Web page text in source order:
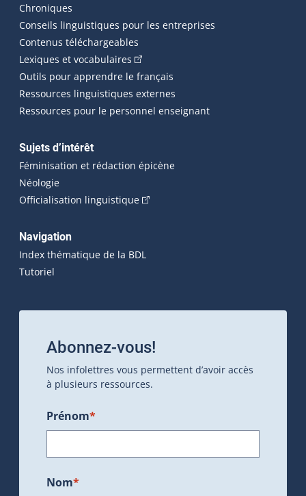
Chroniques
Conseils linguistiques pour les entreprises
Contenus téléchargeables
Lexiques et vocabulaires (Cet hyperlien externe s'ouvrira
Outils pour apprendre le français
Ressources linguistiques externes
Ressources pour le personnel enseignant
Sujets d’intérêt
Féminisation et rédaction épicène
Néologie
Officialisation linguistique(Cet hyperlien externe s'ouvrira
Navigation
Index thématique de la BDL
Tutoriel
Abonnez-vous!
Nos infolettres vous permettent d’avoir accès
à plusieurs ressources.
Prénom*
Nom*